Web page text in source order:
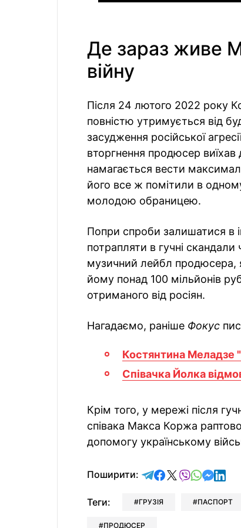
Де зараз живе
війну
Після 24 лютого 2022 року
повністю утримується від
засудження російської
вторгнення продюсер виїхав
намагається вести
його все ж помітили в
молодою обраницею.
Попри спроби залишатися в
потрапляти в гучні
музичний лейбл продюсера,
йому понад 100 мільйонів
отриманого від росіян.
Нагадаємо, раніше Фокус
Костянтина Меладзе
Співачка Йолка
Крім того, у мережі після
співака Макса Коржа раптово
допомогу українському
Поширити: відправити у
поділитись у
поділитись у X
Теги: ГРУЗІЯ ПАСПОРТ
ПРОДЮСЕР